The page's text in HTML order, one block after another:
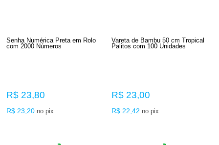
Senha Numérica Preta em Rolo
com 2000 Números
R$ 23,80
R$ 23,20 no pix
Vareta de Bambu 50 cm Tropical
Palitos com 100 Unidades
R$ 23,00
R$ 22,42 no pix